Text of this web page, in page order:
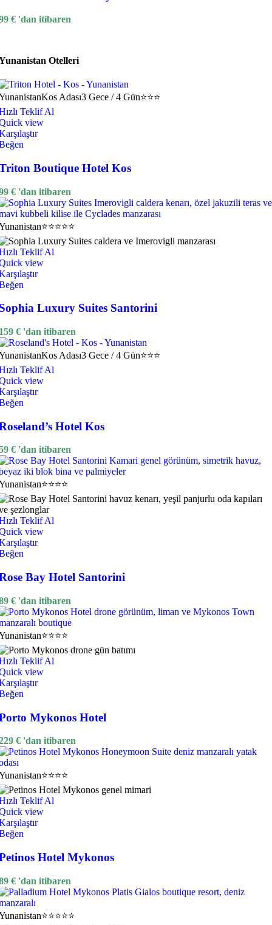
€ 'dan itibaren
Otelleri
Kos Adası3 Gece / 4 Gün⭐⭐⭐
Teklif Al
view
Boutique Hotel Kos
€ 'dan itibaren
⭐⭐⭐⭐⭐
Teklif Al
view
Luxury Suites Santorini
€ 'dan itibaren
Kos Adası3 Gece / 4 Gün⭐⭐⭐
Teklif Al
view
Hotel Kos
€ 'dan itibaren
⭐⭐⭐⭐
Teklif Al
view
Bay Hotel Santorini
€ 'dan itibaren
⭐⭐⭐⭐
Teklif Al
view
Mykonos Hotel
€ 'dan itibaren
⭐⭐⭐⭐
Teklif Al
view
Hotel Mykonos
€ 'dan itibaren
⭐⭐⭐⭐⭐